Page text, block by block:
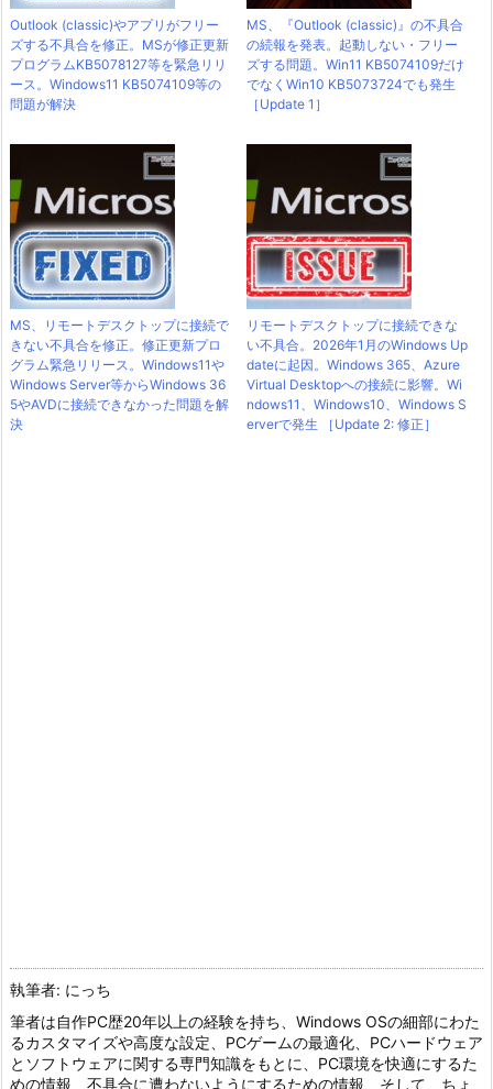
Outlook (classic)やアプリがフリー
ズする不具合を修正。MSが修正更新
プログラムKB5078127等を緊急リリ
ース。Windows11 KB5074109等の
問題が解決
MS、『Outlook (classic)』の不具合
の続報を発表。起動しない・フリー
ズする問題。Win11 KB5074109だけ
でなくWin10 KB5073724でも発生
［Update 1］
MS、リモートデスクトップに接続で
きない不具合を修正。修正更新プロ
グラム緊急リリース。Windows11や
Windows Server等からWindows 36
5やAVDに接続できなかった問題を解
決
リモートデスクトップに接続できな
い不具合。2026年1月のWindows Up
dateに起因。Windows 365、Azure
Virtual Desktopへの接続に影響。Wi
ndows11、Windows10、Windows S
erverで発生 ［Update 2: 修正］
執筆者: にっち
筆者は自作PC歴20年以上の経験を持ち、Windows OSの細部にわた
るカスタマイズや高度な設定、PCゲームの最適化、PCハードウェア
とソフトウェアに関する専門知識をもとに、PC環境を快適にするた
めの情報、不具合に遭わないようにするための情報、そして、ちょ